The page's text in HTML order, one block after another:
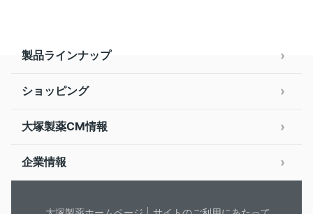
製品ラインナップ
ショッピング
大塚製薬CM情報
企業情報